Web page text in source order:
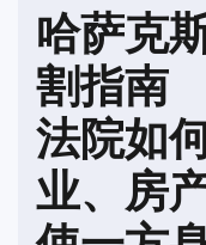
哈萨克
割指南
法院如
业、房